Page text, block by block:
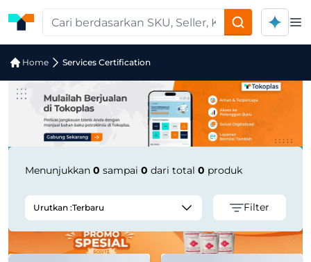
Home Services Certification
Jual Services Certification | Supplier
Menunjukkan 0 sampai 0 dari total 0 produk
Urutkan :Terbaru Filter